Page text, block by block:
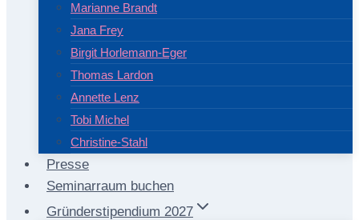
Marianne Brandt
Jana Frey
Birgit Horlemann-Eger
Thomas Lardon
Annette Lenz
Tobi Michel
Christine-Stahl
Presse
Seminarraum buchen
Gründerstipendium 2027